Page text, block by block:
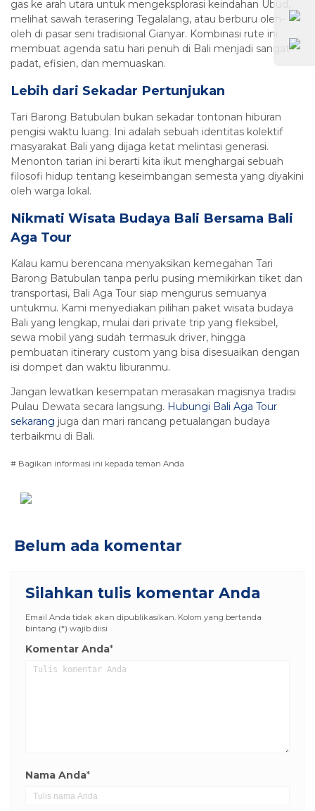
gas ke arah utara untuk mengeksplorasi keindahan Ubud,
melihat sawah terasering Tegalalang, atau berburu oleh-
oleh di pasar seni tradisional Gianyar. Kombinasi rute ini
membuat agenda satu hari penuh di Bali menjadi sangat
padat, efisien, dan memuaskan.
Lebih dari Sekadar Pertunjukan
Tari Barong Batubulan bukan sekadar tontonan hiburan
pengisi waktu luang. Ini adalah sebuah identitas kolektif
masyarakat Bali yang dijaga ketat melintasi generasi.
Menonton tarian ini berarti kita ikut menghargai sebuah
filosofi hidup tentang keseimbangan semesta yang diyakini
oleh warga lokal.
Nikmati Wisata Budaya Bali Bersama Bali
Aga Tour
Kalau kamu berencana menyaksikan kemegahan Tari
Barong Batubulan tanpa perlu pusing memikirkan tiket dan
transportasi, Bali Aga Tour siap mengurus semuanya
untukmu. Kami menyediakan pilihan paket wisata budaya
Bali yang lengkap, mulai dari private trip yang fleksibel,
sewa mobil yang sudah termasuk driver, hingga
pembuatan itinerary custom yang bisa disesuaikan dengan
isi dompet dan waktu liburanmu.
Jangan lewatkan kesempatan merasakan magisnya tradisi
Pulau Dewata secara langsung. Hubungi Bali Aga Tour
sekarang juga dan mari rancang petualangan budaya
terbaikmu di Bali.
# Bagikan informasi ini kepada teman Anda
Belum ada komentar
Silahkan tulis komentar Anda
Email Anda tidak akan dipublikasikan. Kolom yang bertanda
bintang (*) wajib diisi
Komentar Anda*
Nama Anda*